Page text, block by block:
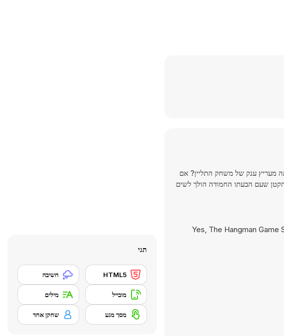
מעריץ ענק של משחק התליין? אם
שעם הבעתו החמודה הולך לשים
Yes, The Hangman
תגי
HTML5 חשיבה
מובייל מילים
מסך מגע שחקן אחד